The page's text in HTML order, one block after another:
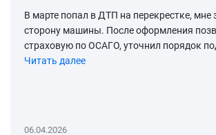
В марте попал в ДТП на перекрестке, мне
сторону машины. После оформления
страховую по ОСАГО, уточнил порядок
Читать далее
06.04.2026